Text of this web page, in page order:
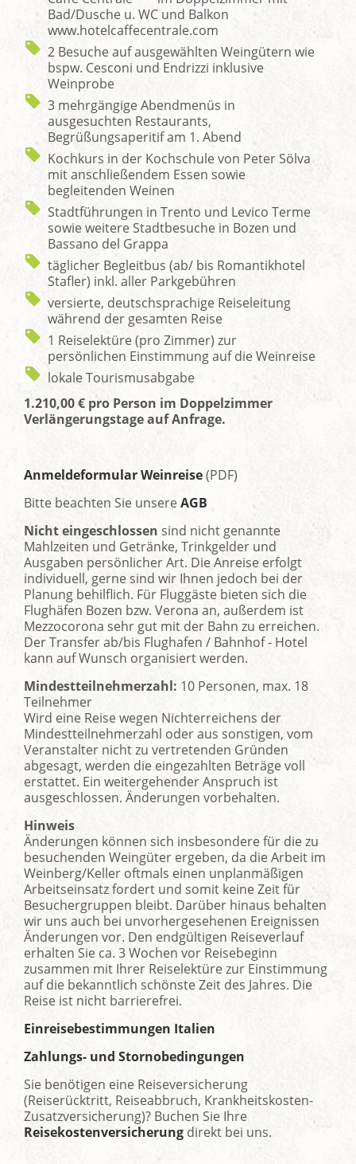
Bad/Dusche u. WC und Balkon
www.hotelcaffecentrale.com
2 Besuche auf ausgewählten Weingütern wie
bspw. Cesconi und Endrizzi inklusive
Weinprobe
3 mehrgängige Abendmenüs in
ausgesuchten Restaurants,
Begrüßungsaperitif am 1. Abend
Kochkurs in der Kochschule von Peter Sölva
mit anschließendem Essen sowie
begleitenden Weinen
Stadtführungen in Trento und Levico Terme
sowie weitere Stadtbesuche in Bozen und
Bassano del Grappa
täglicher Begleitbus (ab/ bis Romantikhotel
Stafler) inkl. aller Parkgebühren
versierte, deutschsprachige Reiseleitung
während der gesamten Reise
1 Reiselektüre (pro Zimmer) zur
persönlichen Einstimmung auf die Weinreise
lokale Tourismusabgabe
1.210,00 € pro Person im Doppelzimmer
Verlängerungstage auf Anfrage.
Anmeldeformular Weinreise(PDF)
Bitte beachten Sie unsereAGB
Nicht eingeschlossen sind nicht genannte
Mahlzeiten und Getränke, Trinkgelder und
Ausgaben persönlicher Art. Die Anreise erfolgt
individuell, gerne sind wir Ihnen jedoch bei der
Planung behilflich. Für Fluggäste bieten sich die
Flughäfen Bozen bzw. Verona an, außerdem ist
Mezzocorona sehr gut mit der Bahn zu erreichen.
Der Transfer ab/bis Flughafen / Bahnhof - Hotel
kann auf Wunsch organisiert werden.
Mindestteilnehmerzahl: 10 Personen, max. 18
Teilnehmer
Wird eine Reise wegen Nichterreichens der
Mindestteilnehmerzahl oder aus sonstigen, vom
Veranstalter nicht zu vertretenden Gründen
abgesagt, werden die eingezahlten Beträge voll
erstattet. Ein weitergehender Anspruch ist
ausgeschlossen. Änderungen vorbehalten.
Hinweis
Änderungen können sich insbesondere für die zu
besuchenden Weingüter ergeben, da die Arbeit im
Weinberg/Keller oftmals einen unplanmäßigen
Arbeitseinsatz fordert und somit keine Zeit für
Besuchergruppen bleibt. Darüber hinaus behalten
wir uns auch bei unvorher­gesehenen Ereignissen
Änderungen vor. Den endgültigen Reiseverlauf
erhalten Sie ca. 3 Wochen vor Reisebeginn
zusammen mit Ihrer Reiselektüre zur Einstimmung
auf die bekanntlich schönste Zeit des Jahres. Die
Reise ist nicht barrierefrei.
Einreisebestimmungen Italien
Zahlungs- und Stornobedingungen
Sie benötigen eine Reiseversicherung
(Reiserücktritt, Reiseabbruch, Krankheitskosten-
Zusatzversicherung)? Buchen Sie Ihre
Reisekostenversicherung direkt bei uns.